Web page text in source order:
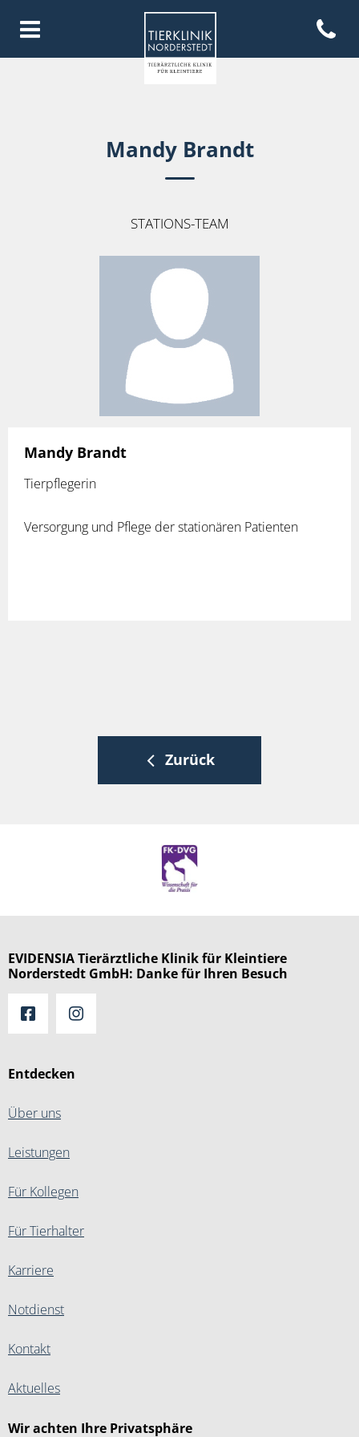
Homepage Tierklinik
Open
Mandy Brandt
STATIONS-TEAM
Mandy Brandt
Tierpflegerin
Versorgung und Pflege der stationären Patienten
Zurück
Entdecken
Über uns
Leistungen
Für Kollegen
Für Tierhalter
Karriere
Notdienst
Kontakt
Aktuelles
Wir achten Ihre Privatsphäre
EVIDENSIA Tierärztliche Klinik für Kleintiere
Norderstedt GmbH: Danke für Ihren Besuch